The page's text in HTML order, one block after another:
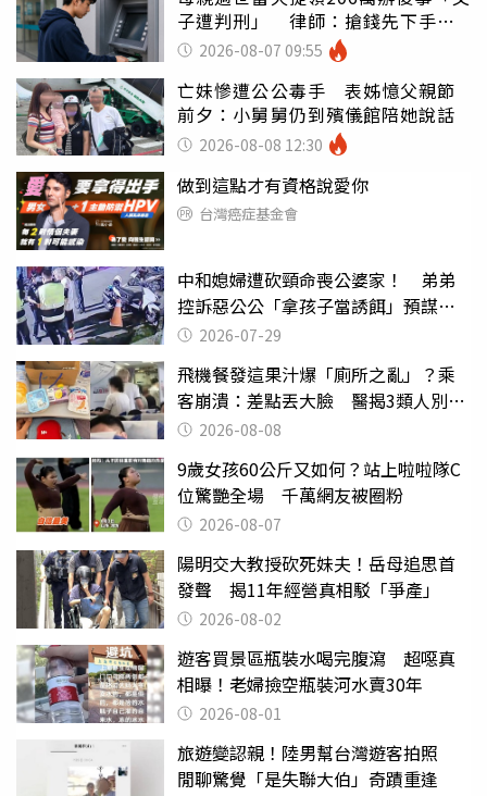
子遭判刑」 律師：搶錢先下手是
罪 2026-08-07 09:55
亡妹慘遭公公毒手 表姊憶父親節
前夕：小舅舅仍到殯儀館陪她說話
2026-08-08 12:30
做到這點才有資格說愛你
台灣癌症基金會
中和媳婦遭砍頸命喪公婆家！ 弟弟
控訴惡公公「拿孩子當誘餌」預謀犯
案 2026-07-29
飛機餐發這果汁爆「廁所之亂」？乘
客崩潰：差點丟大臉 醫揭3類人別亂
喝 2026-08-08
9歲女孩60公斤又如何？站上啦啦隊C
位驚艷全場 千萬網友被圈粉
2026-08-07
陽明交大教授砍死妹夫！岳母追思首
發聲 揭11年經營真相駁「爭產」
2026-08-02
遊客買景區瓶裝水喝完腹瀉 超噁真
相曝！老婦撿空瓶裝河水賣30年
2026-08-01
旅遊變認親！陸男幫台灣遊客拍照
閒聊驚覺「是失聯大伯」奇蹟重逢